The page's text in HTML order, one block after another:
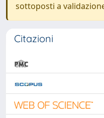
sottoposti a
Citazioni